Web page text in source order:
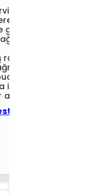
canlı
gerçek zamanlı
izleme
raporlama ve
hacimleri, yanıt
ve temsilci
içgörüler sunarak
sağlar.
yazılımını